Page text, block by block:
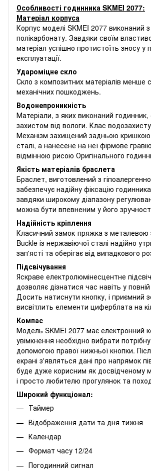
Особливості годинника SKMEI 2077:
Матеріал корпуса
Корпус моделі SKMEI 2077 виконаний з
полікарбонату. Завдяки своїм
матеріал успішно протистоїть зносу у
експлуатації.
Удароміцне скло
Скло з композитних матеріалів менше
механічних пошкоджень.
Водонепроникність
Матеріали, з яких виконаний годинник,
захистом від вологи. Клас
Механізм захищений задньою кришкою
сталі, а нанесене на неї фірмове
відмінною рисою Оригінального
Якість матеріалів браслета
Браслет, виготовлений з
забезпечує надійну фіксацію
завдяки широкому діапазону
можна бути впевненим у його
Надійність кріплення
Класичний замок-пряжка з металевою
Buckle із нержавіючої сталі надійно
зап'ясті та оберігає від випадкового
Підсвічування
Яскраве електролюмінесцентне
дозволяє дізнатися час навіть у
Досить натиснути кнопку, і приємний
висвітлить елементи циферблата на
Компас
Модель SKMEI 2077 має електронний
увімкнення необхідно вибрати
допомогою правої нижньої кнопки.
екрані з'являться дані про напрямок
буде дуже корисним як досвідченому
і просто любителю прогулянок та
Широкий функціонал:
Таймер
Відображення дати та дня тижня
Календар
Формат часу 12/24
Погодинний сигнал